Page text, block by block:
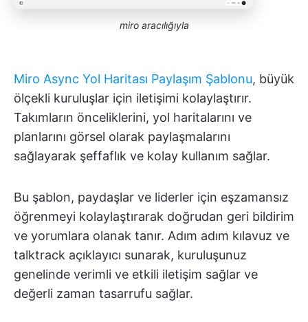
miro aracılığıyla
Miro Async Yol Haritası Paylaşım Şablonu, büyük
ölçekli kuruluşlar için iletişimi kolaylaştırır.
Takımların önceliklerini, yol haritalarını ve
planlarını görsel olarak paylaşmalarını
sağlayarak şeffaflık ve kolay kullanım sağlar.
Bu şablon, paydaşlar ve liderler için eşzamansız
öğrenmeyi kolaylaştırarak doğrudan geri bildirim
ve yorumlara olanak tanır. Adım adım kılavuz ve
talktrack açıklayıcı sunarak, kuruluşunuz
genelinde verimli ve etkili iletişim sağlar ve
değerli zaman tasarrufu sağlar.